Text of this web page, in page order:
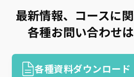
最新情報、コースに
各種お問い合わせ
各種資料ダウンロード